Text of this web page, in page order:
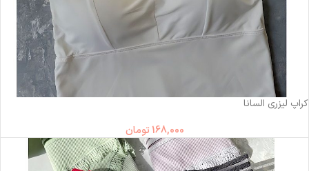
ناموجود
کراپ لیزری السانا
168,000 تومان